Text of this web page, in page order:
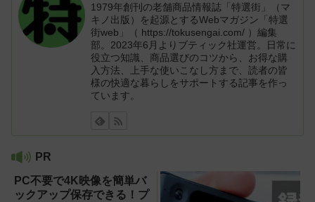
1979年創刊の老舗商品情報誌「特選街」（マ
キノ出版）を起源とするWebマガジン「特選
街web」（ https://tokusengai.com/ ）編集
部。2023年6月よりブティック社運営。日常に
役立つ知識、商品選びのコツから、お得な購
入方法、上手な使いこなし方まで、読者の皆
様の快適な暮らしをサポートする記事を作っ
ています。
PR
PC不要で4K映像を簡単バ
ックアップ保存できる！プ